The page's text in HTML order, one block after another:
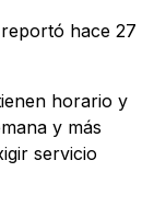
hace 27
horario y
y más
servicio